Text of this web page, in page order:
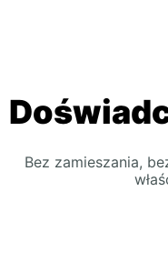
Bez zamieszania,